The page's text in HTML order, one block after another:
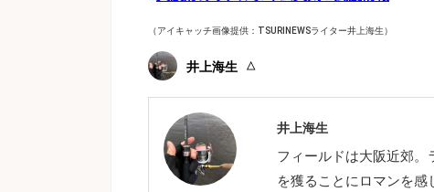
（アイキャッチ画像提供：TSURINEWSライター井上海生）
井上海生
井上海生
フィールドは大阪近郊
を獲ることにロマンを感